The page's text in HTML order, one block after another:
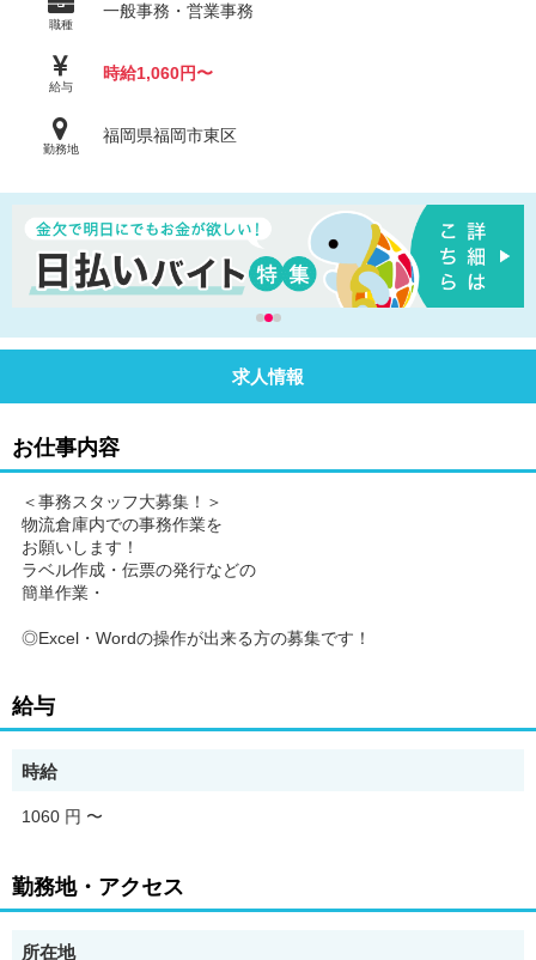
職種
一般事務・営業事務
給与
時給1,060円〜
勤務地
福岡県福岡市東区
求人情報
お仕事内容
＜事務スタッフ大募集！＞
物流倉庫内での事務作業を
お願いします！
ラベル作成・伝票の発行などの
簡単作業・
◎Excel・Wordの操作が出来る方の募集です！
給与
時給
1060 円 〜
勤務地・アクセス
所在地